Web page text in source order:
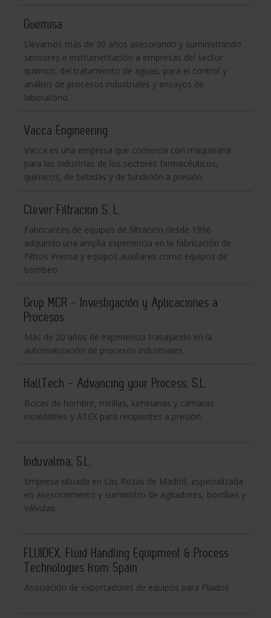
Guemisa
Llevamos más de 30 años asesorando y suministrando
sensores e instrumentación a empresas del sector
químico, del tratamiento de aguas, para el control y
análisis de procesos industriales y ensayos de
laboratorio.
Vacca Engineering
Vacca es una empresa que comercia con maquinaria
para las industrias de los sectores farmacéuticos,
químicos, de bebidas y de fundición a presión.
Clever Filtracion S. L.
Fabricantes de equipos de filtración desde 1996
adquirido una amplia experiencia en la fabricación de
Filtros Prensa y equipos auxiliares como equipos de
bombeo.
Grup MCR - Investigación y Aplicaciones a
Procesos
Más de 20 años de experiencia trabajando en la
automatización de procesos industriales.
HallTech - Advancing your Process, S.L.
Bocas de hombre, mirillas, luminarias y cámaras
inoxidables y ATEX para recipientes a presión.
Induvalma, S.L.
Empresa situada en Las Rozas de Madrid, especializada
en asesoramiento y suministro de agitadores, bombas y
válvulas.
FLUIDEX, Fluid Handling Equipment & Process
Technologies from Spain
Asociación de exportadores de equipos para Fluidos